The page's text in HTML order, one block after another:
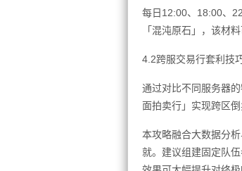
每日12:00、18:00、
「混沌原石」，该材
4.2跨服交易行套利技
通过对比不同服务器
面拍卖行」实现跨区
本攻略融合大数据分
就。建议组建固定队